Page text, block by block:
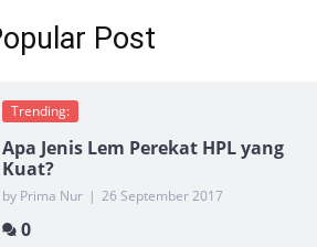
Post
Trending:
Apa Jenis Lem Perekat HPL yang
Kuat?
by Prima Nur | 26 September 2017
0